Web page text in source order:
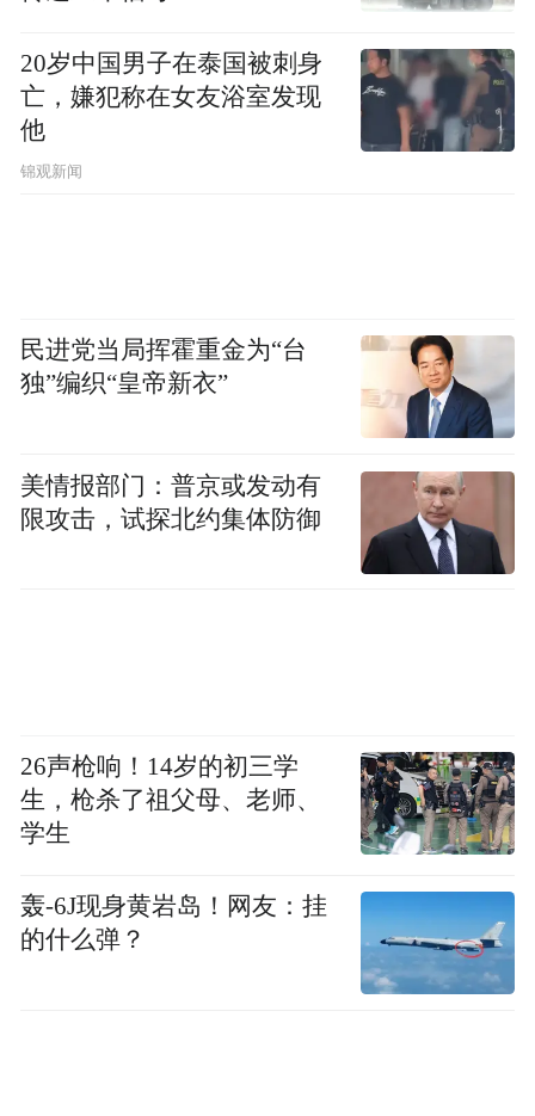
20岁中国男子在泰国被刺身
亡，嫌犯称在女友浴室发现
他
锦观新闻
民进党当局挥霍重金为“台
独”编织“皇帝新衣”
美情报部门：普京或发动有
限攻击，试探北约集体防御
26声枪响！14岁的初三学
生，枪杀了祖父母、老师、
学生
轰-6J现身黄岩岛！网友：挂
的什么弹？